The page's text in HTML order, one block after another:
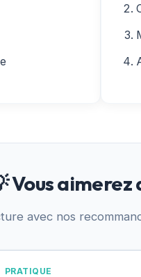
Vous aimerez
avec nos
PRATIQUE